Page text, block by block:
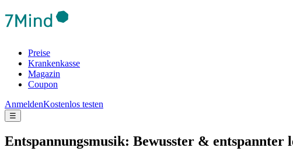
Preise
Krankenkasse
Magazin
Coupon
AnmeldenKostenlos testen
☰
Entspannungsmusik: Bewusster &